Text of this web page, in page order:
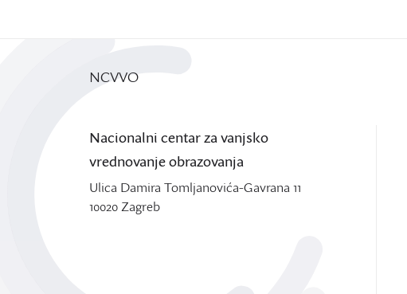
NCVVO
Nacionalni centar za vanjsko
vrednovanje obrazovanja
Ulica Damira Tomljanovića-Gavrana 11
10020 Zagreb